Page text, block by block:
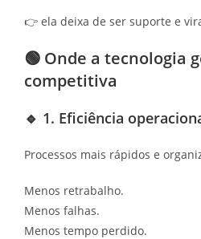
👉 ela deixa de ser suporte e
🟢 Onde a tecnologia
competitiva
🔹 1. Eficiência
Processos mais rápidos e
Menos retrabalho.
Menos falhas.
Menos tempo perdido.